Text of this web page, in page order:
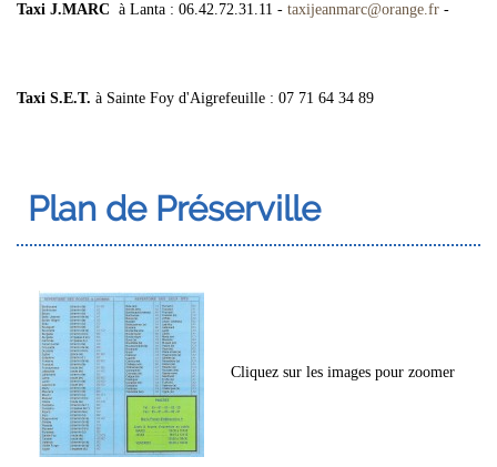
Taxi J.MARC à Lanta : 06.42.72.31.11 - taxijeanmarc@orange.fr -
Taxi S.E.T. à Sainte Foy d'Aigrefeuille : 07 71 64 34 89
Plan de Préserville
Cliquez sur les images pour zoomer